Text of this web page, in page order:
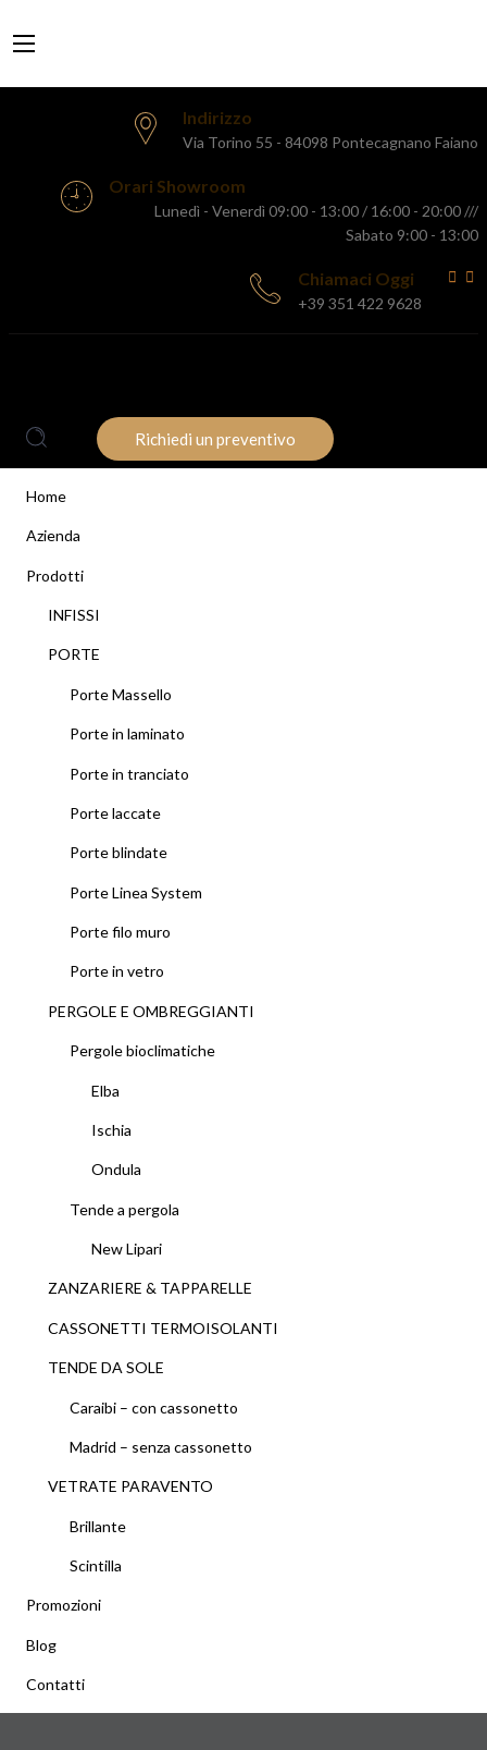
Indirizzo
Via Torino 55 - 84098 Pontecagnano Faiano
Orari Showroom
Lunedì - Venerdì 09:00 - 13:00 / 16:00 - 20:00 ///
Sabato 9:00 - 13:00
Chiamaci Oggi
+39 351 422 9628
Richiedi un preventivo
Home
Azienda
Prodotti
INFISSI
PORTE
Porte Massello
Porte in laminato
Porte in tranciato
Porte laccate
Porte blindate
Porte Linea System
Porte filo muro
Porte in vetro
PERGOLE E OMBREGGIANTI
Pergole bioclimatiche
Elba
Ischia
Ondula
Tende a pergola
New Lipari
ZANZARIERE & TAPPARELLE
CASSONETTI TERMOISOLANTI
TENDE DA SOLE
Caraibi – con cassonetto
Madrid – senza cassonetto
VETRATE PARAVENTO
Brillante
Scintilla
Promozioni
Blog
Contatti